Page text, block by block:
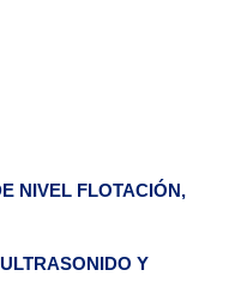
NIVEL FLOTACIÓN,
Y